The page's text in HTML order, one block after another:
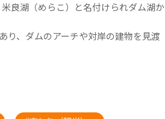
良湖（めらこ）と名付けられダム湖か
り、ダムのアーチや対岸の建物を見渡